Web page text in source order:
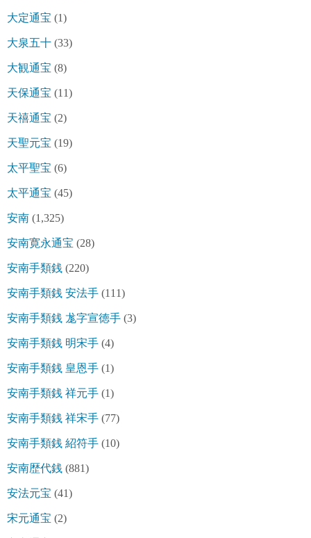
大定通宝 (1)
大泉五十 (33)
大観通宝 (8)
天保通宝 (11)
天禧通宝 (2)
天聖元宝 (19)
太平聖宝 (6)
太平通宝 (45)
安南 (1,325)
安南寛永通宝 (28)
安南手類銭 (220)
安南手類銭 安法手 (111)
安南手類銭 尨字宣徳手 (3)
安南手類銭 明宋手 (4)
安南手類銭 皇恩手 (1)
安南手類銭 祥元手 (1)
安南手類銭 祥宋手 (77)
安南手類銭 紹符手 (10)
安南歴代銭 (881)
安法元宝 (41)
宋元通宝 (2)